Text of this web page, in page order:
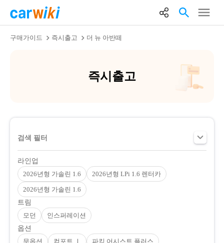
구매가이드 즉시출고 더 뉴 아반떼
즉시출고
검색 필터
라인업
2026년형 가솔린 1.6
2026년형 LPi 1.6 렌터카
2026년형 가솔린 1.6
트림
모던
인스퍼레이션
옵션
무옵션
컴포트 Ⅰ 파킹 어시스트 플러스